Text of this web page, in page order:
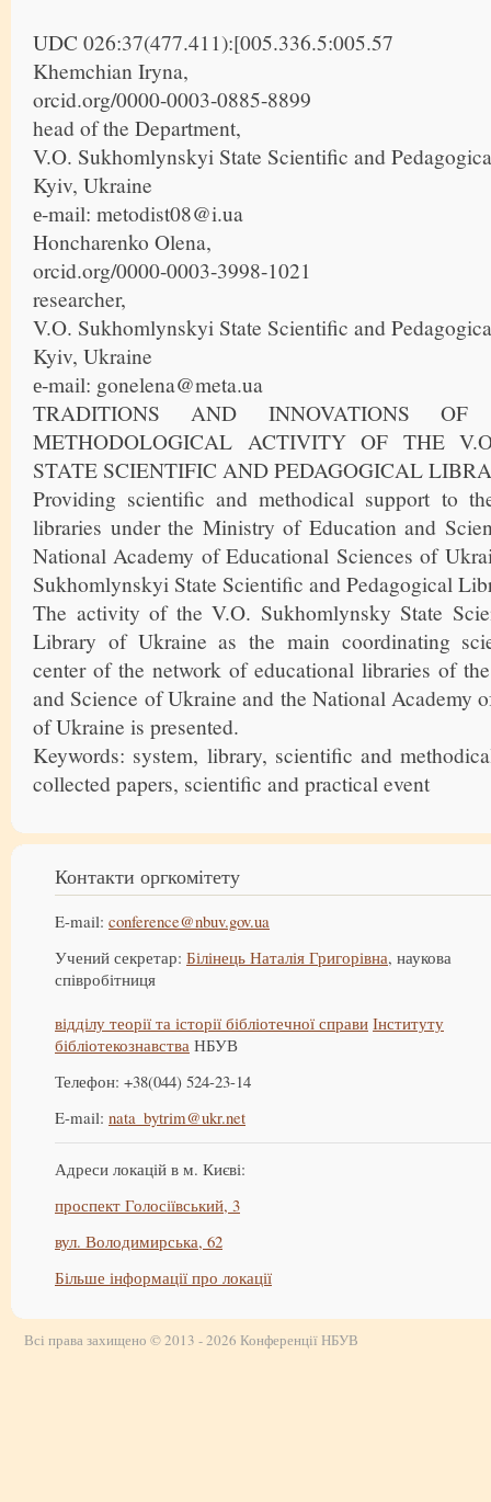
UDC 026:37(477.411):[005.336.5:005.57
Khemchian Iryna,
orcid.org/0000-0003-0885-8899
head of the Department,
V.O. Sukhomlynskyi State Scientific and
Kyiv, Ukraine
е-mail: metodist08@i.ua
Honcharenko Olena,
orcid.org/0000-0003-3998-1021
researcher,
V.O. Sukhomlynskyi State Scientific and
Kyiv, Ukraine
е-mail: gonelena@meta.ua
TRADITIONS AND INNOVATIONS OF
METHODOLOGICAL ACTIVITY OF THE
STATE SCIENTIFIC AND PEDAGOGICAL
Providing scientific and methodical support to
libraries under the Ministry of Education and
National Academy of Educational Sciences of
Sukhomlynskyi State Scientific and Pedagogical
The activity of the V.O. Sukhomlynsky State
Library of Ukraine as the main coordinating
center of the network of educational libraries of
and Science of Ukraine and the National Academy
of Ukraine is presented.
Keywords: system, library, scientific and
collected papers, scientific and practical event
Контакти оргкомітету
E-mail: conference@nbuv.gov.ua
Учений секретар: Білінець Наталія Григорівна, наукова
співробітниця
відділу теорії та історії бібліотечної справи Інституту
бібліотекознавства НБУВ
Телефон: +38(044) 524-23-14
E-mail: nata_bytrim@ukr.net
Адреси локацій в м. Києві:
проспект Голосіївський, 3
вул. Володимирська, 62
Більше інформації про локації
Всі права захищено © 2013 - 2026 Конференції НБУВ